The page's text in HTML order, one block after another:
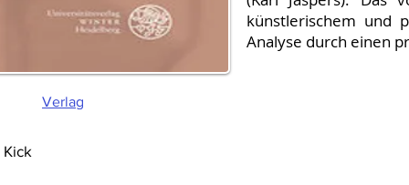
künstlerischem und
Analyse durch einen
Verlag